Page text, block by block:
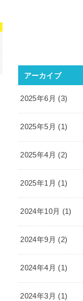
アーカイブ
2025年6月 (3)
2025年5月 (1)
2025年4月 (2)
2025年1月 (1)
2024年10月 (1)
2024年9月 (2)
2024年4月 (1)
2024年3月 (1)